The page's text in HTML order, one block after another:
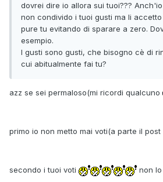
dovrei dire io allora sui tuoi???
non condivido i tuoi gusti ma li
pure tu evitando di sparare a zero.
esempio.
I gusti sono gusti, che bisogno cè di
cui abitualmente fai tu?
azz se sei permaloso(mi ricordi qualcuno
primo io non metto mai voti(a parte il post
secondo i tuoi voti non lo